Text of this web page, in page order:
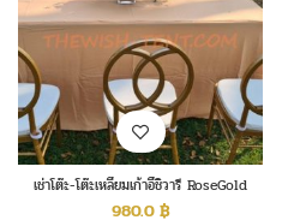
เช่าโต๊ะ-โต๊ะเหลี่ยมเก้าอี้ชิวารี RoseGold
980.0฿